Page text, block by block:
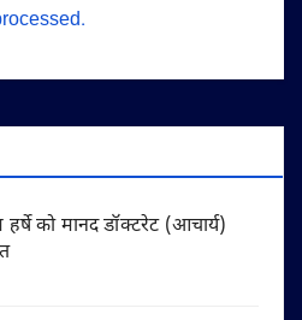
को मानद डॉक्टरेट (आचार्य)